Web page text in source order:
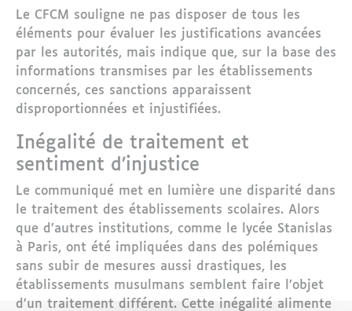
Le CFCM souligne ne pas disposer de tous les
éléments pour évaluer les justifications avancées
par les autorités, mais indique que, sur la base des
informations transmises par les établissements
concernés, ces sanctions apparaissent
disproportionnées et injustifiées.
Inégalité de traitement et
sentiment d’injustice
Le communiqué met en lumière une disparité dans
le traitement des établissements scolaires. Alors
que d’autres institutions, comme le lycée Stanislas
à Paris, ont été impliquées dans des polémiques
sans subir de mesures aussi drastiques, les
établissements musulmans semblent faire l’objet
d’un traitement différent. Cette inégalité alimente